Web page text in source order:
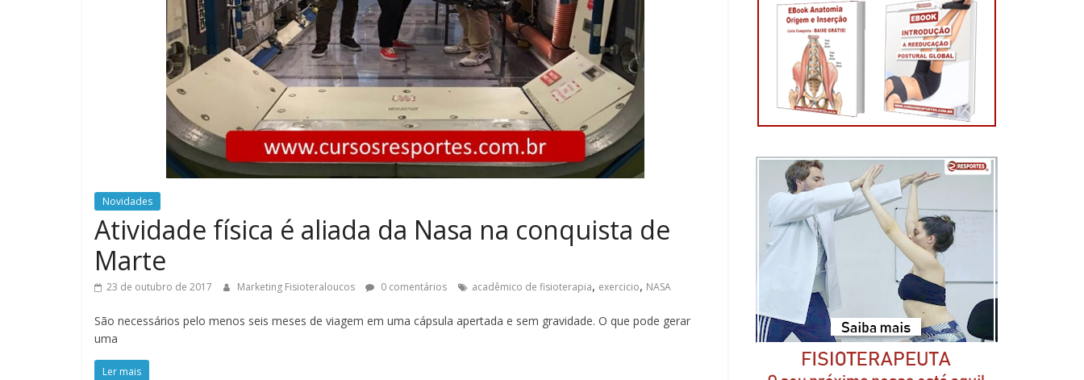
Novidades
Atividade física é aliada da Nasa na conquista de
Marte
23 de outubro de 2017 Marketing Fisioteraloucos 0 comentários acadêmico de fisioterapia, exercicio, NASA
São necessários pelo menos seis meses de viagem em uma cápsula apertada e sem gravidade. O que pode gerar
uma
Ler mais